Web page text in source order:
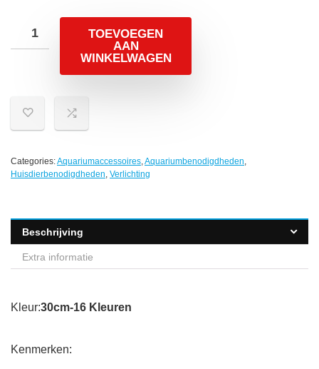
TOEVOEGEN
AAN
WINKELWAGEN
Categories:Aquariumaccessoires,Aquariumbenodigdheden,
Huisdierbenodigdheden, Verlichting
Beschrijving
Extra informatie
Kleur:30cm-16 Kleuren
Kenmerken: